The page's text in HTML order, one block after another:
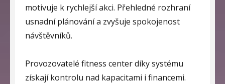
motivuje k rychlejší akci. Přehledné rozhraní
usnadní plánování a zvyšuje spokojenost
návštěvníků.
Provozovatelé fitness center díky systému
získají kontrolu nad kapacitami i financemi.